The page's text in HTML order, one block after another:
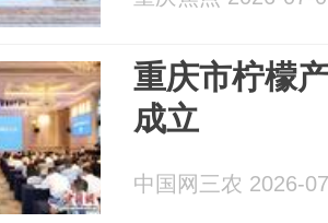
重庆市柠檬
成立
中国网三农 2026-